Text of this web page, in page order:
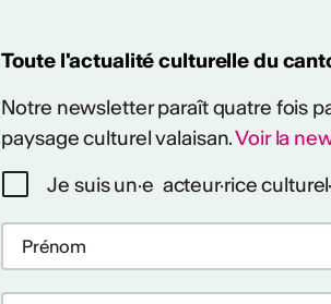
Toute l'actualité culturelle du
Notre newsletter paraît quatre fois
paysage culturel valaisan.Voir la
Je suis un·e acteur·rice